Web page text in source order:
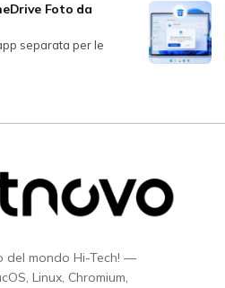
Foto da
separata per le
del mondo Hi-Tech! —
Linux, Chromium,